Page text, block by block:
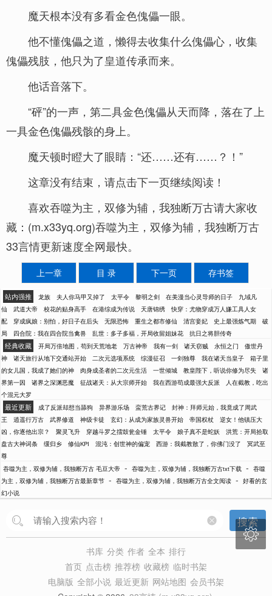
魔天根本没有多看金色傀儡一眼。
他不懂傀儡之道，懒得去收集什么傀儡心，收集
傀儡残肢，他只为了皇道传承而来。
他话音落下。
“砰”的一声，第二具金色傀儡从天而降，落在了上
一具金色傀儡残骸的身上。
魔天顿时瞪大了眼睛：“还……还有……？！”
这章没有结束，请点击下一页继续阅读！
喜欢吞噬为主，双修为辅，我独断万古请大家收
藏：(m.x33yq.org)吞噬为主，双修为辅，我独断万古
33言情更新速度全网最快。
上一章 目 录 下一页 存书签
站内强推 龙族 夫人你马甲又掉了 太平令 黎明之剑 在美漫当心灵导师的日子
九域凡
仙
武道大帝 校花的贴身高手 在港综成为传说 天唐锦绣
快穿：尤物穿成万人嫌工具人女
配
穿成疯娘：别怕，好日子在后头 无限恐怖 重生之都市修仙 清宫妾妃 史上最强炼气期
破
局
四合院：我在四合院当禽兽 乱世：多子多福，开局收留姐妹花 抗日之将胆传奇
经典收藏 开局万倍地图，苟到天荒地老 万古神帝 我有一剑 诸天窃贼 永恒之门
傲世丹
神
诸天旅行从地下交通站开始 二次元选项系统 综漫征召 一剑独尊 我在诸天当皇子
箱子里
的女儿国，我成了她们的神
肉身成圣者的二次元生活 一世倾城 教皇陛下，听说你修为尽失
诸
界第一因
诸界之深渊恶魔 征战诸天：从大宗师开始 我在西游苟成最强大反派
人在截教，吃出
个混元大罗
最近更新 成了反派却想当舔狗 异界游乐场 蛮荒古界记
封神：拜师元始，我竟成了周武
王
逍遥行万古 武界修道 神级卡徒 玄幻：从成为家族灵兽开始 帝国权杖
逆女！他镇压大
凶，你逐他出宗？
聚灵飞升 穿越斗罗之擂鼓瓮金锤 太平令 娘子真不是蛇妖
洪荒：开局拾取
盘古大神词条
缓归乡 修仙KPI 混沌：创世神的偏宠 西游：我截教散了，你佛门没了
冥武至
尊
吞噬为主，双修为辅，我独断万古 毛豆大帝 - 吞噬为主，双修为辅，我独断万古txt下载 - 吞噬
为主，双修为辅，我独断万古最新章节 - 吞噬为主，双修为辅，我独断万古全文阅读 - 好看的玄
幻小说
搜索
书库 分类 作者 全本 排行
首页 点击榜 推荐榜 收藏榜 临时书架
电脑版 全部小说 最近更新 网站地图 会员书架
